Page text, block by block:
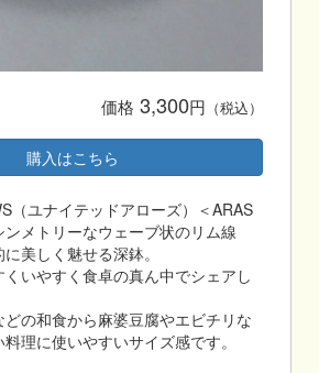
価格 3,300円 （税込）
購入はこちら
（ユナイテッドアローズ）＜ARAS
ンメトリーなウェーブ状のリム線
美しく魅せる深鉢。
いやすく食卓の真ん中でシェアし
の和食から麻婆豆腐やエビチリな
理に使いやすいサイズ感です。